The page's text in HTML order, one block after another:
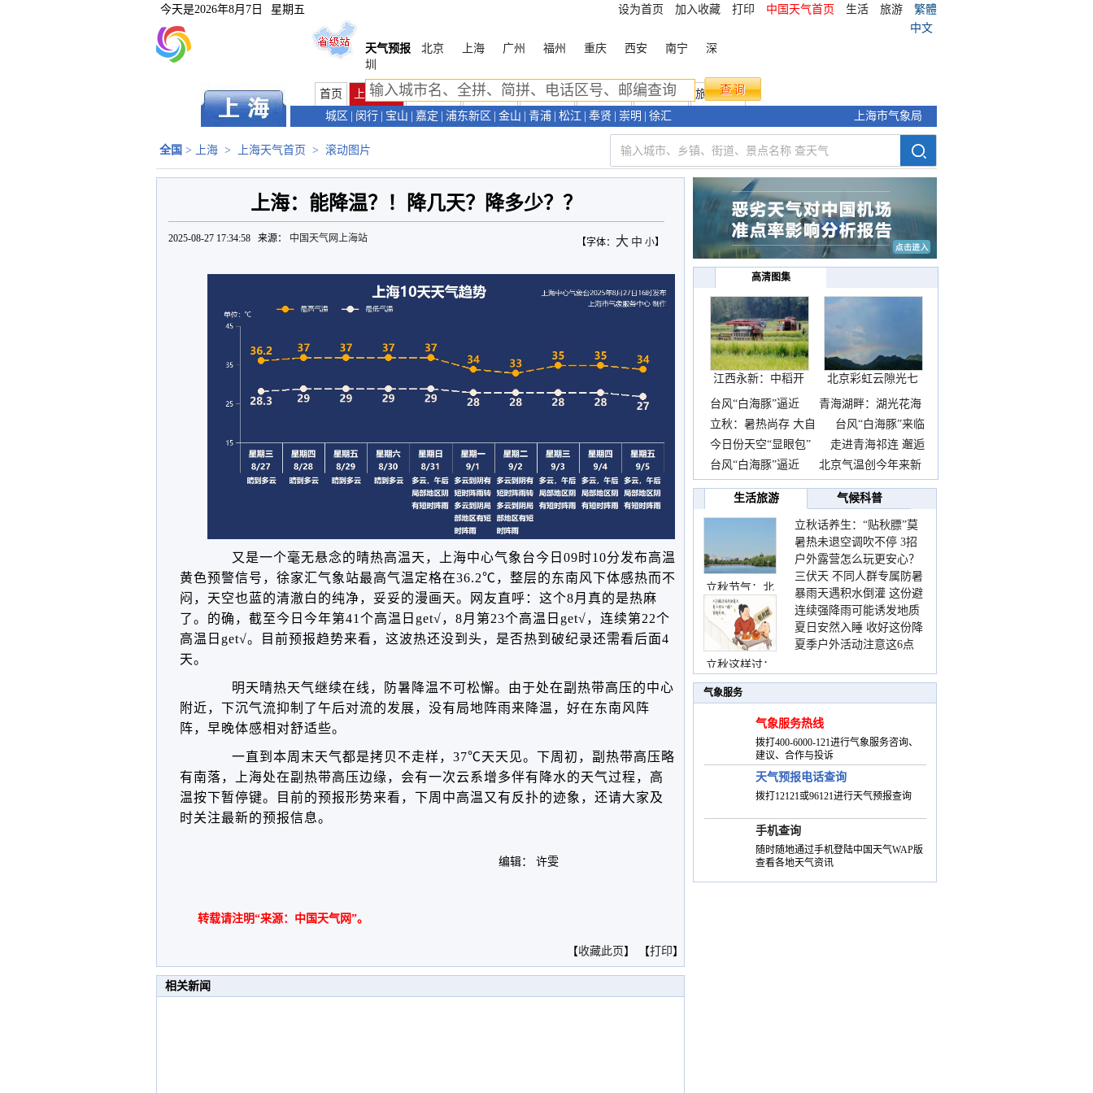
今天是2026年8月7日 星期五 设为首页 加入收藏 打印 中国天气首页 生活 旅游
繁體
中文
天气预报
北京 上海 广州 福州 重庆 西安 南宁
深
圳
首页 上海首页 天气预报 天气预警 新闻资讯 天气视频 环境气象
旅游气象
城区
闵行 宝山 嘉定 浦东新区 金山 青浦 松江 奉贤 崇明 徐汇 上海市气象局
全国 > 上海 > 上海天气首页 > 滚动图片
上海：能降温？！降几天？降多少？？
【字体： 大 中 小】
2025-08-27 17:34:58 来源： 中国天气网上海站
又是一个毫无悬念的晴热高温天，上海中心气象台今日09时10分发布高温
黄色预警信号，徐家汇气象站最高气温定格在36.2℃，整层的东南风下体感热而不
闷，天空也蓝的清澈白的纯净，妥妥的漫画天。
网友直呼：这个8月真的是热麻
了。 的确， 截至今日今年第41个高温日get√，8月第23个高温日get√，连续第22个
高温日get√。目前预报趋势来看，这波热还没到头，是否热到破纪录还需看后面4
天。
明天晴热天气继续在线，防暑降温不可松懈。由于处在副热带高压的中心
附近，下沉气流抑制了午后对流的发展，没有局地阵雨来降温，好在东南风阵
阵，早晚体感相对舒适些。
一直到本周末天气都是拷贝不走样，37℃天天见。 下周初，副热带高压略
有南落，上海处在副热带高压边缘，会有一次云系增多伴有降水的天气过程，高
温按下暂停键。目前的预报形势来看，下周中高温又有反扑的迹象，还请大家及
时关注最新的预报信息。
编辑： 许雯
转载请注明“来源：中国天气网”。
【收藏此页 】 【打印】
相关新闻
高清图集
江西永新：中稻开
镰抢
北京彩虹云隙光七
彩云
台风“白海豚”逼近
青海湖畔：湖光花海
长
立秋：暑热尚存 大自
台风“白海豚”来临
前
今日份天空“显眼包”
走进青海祁连 邂逅
一
台风“白海豚”逼近
北京气温创今年来新
高
生活旅游
气候科普
立秋节气：北
立秋这样过：
立秋话养生：“贴秋膘”莫
着急 先清暑再防燥
暑热未退空调吹不停 3招
护住肩颈不酸痛
户外露营怎么玩更安心？
这份攻略请收好
三伏天 不同人群专属防暑
要点请收好
暴雨天遇积水倒灌 这份避
险提示请收好
连续强降雨可能诱发地质
灾害 这些前兆要知道
夏日安然入睡 收好这份降
温小贴士
夏季户外活动注意这6点
气象服务
气象服务热线
拨打400-6000-121进行气象服务咨询、
建议、合作与投诉
天气预报电话查询
拨打12121或96121进行天气预报查询
手机查询
随时随地通过手机登陆中国天气WAP版
查看各地天气资讯